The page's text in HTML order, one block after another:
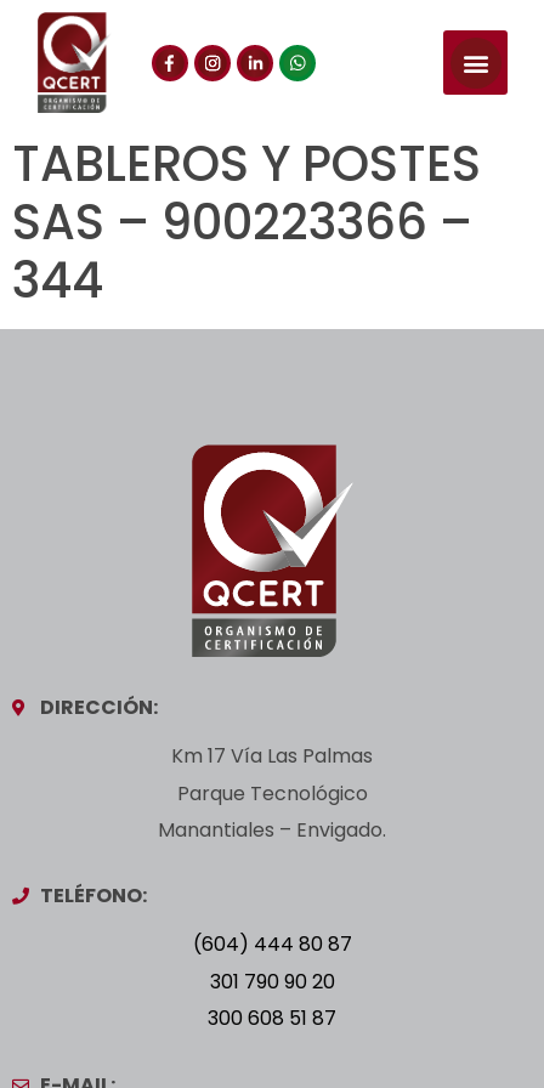
TABLEROS Y POSTES
SAS – 900223366 –
344
DIRECCIÓN:
Km 17 Vía Las Palmas
Parque Tecnológico
Manantiales – Envigado.
TELÉFONO:
(604) 444 80 87
301 790 90 20
300 608 51 87